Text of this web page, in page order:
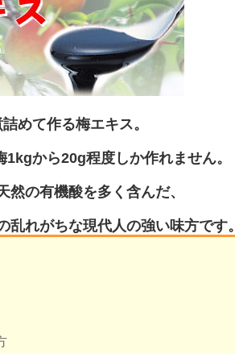
めて作る梅エキス。
から20g程度しか作れません。
然の有機酸を多く含んだ、
れがちな現代人の強い味方です。